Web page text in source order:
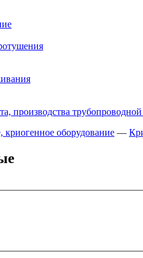
производства
криогенное оборудование —